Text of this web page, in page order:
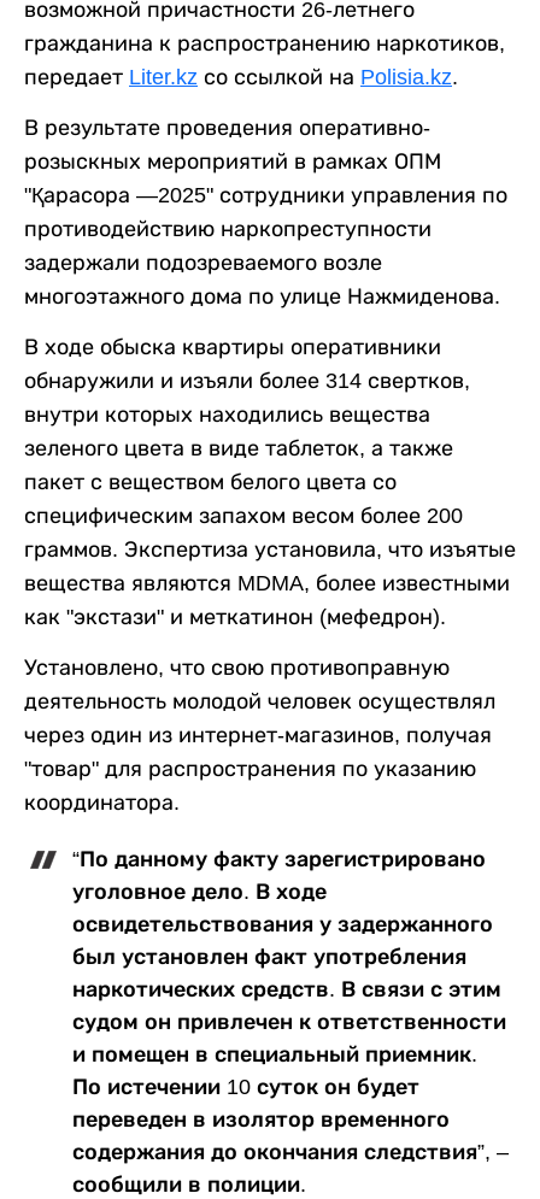
возможной причастности 26-летнего
гражданина к распространению наркотиков,
передает Liter.kz со ссылкой на Polisia.kz.
В результате проведения оперативно-
розыскных мероприятий в рамках ОПМ
"Қарасора —2025" сотрудники управления по
противодействию наркопреступности
задержали подозреваемого возле
многоэтажного дома по улице Нажмиденова.
В ходе обыска квартиры оперативники
обнаружили и изъяли более 314 свертков,
внутри которых находились вещества
зеленого цвета в виде таблеток, а также
пакет с веществом белого цвета со
специфическим запахом весом более 200
граммов. Экспертиза установила, что изъятые
вещества являются MDMA, более известными
как "экстази" и меткатинон (мефедрон).
Установлено, что свою противоправную
деятельность молодой человек осуществлял
через один из интернет-магазинов, получая
"товар" для распространения по указанию
координатора.
“По данному факту зарегистрировано
уголовное дело. В ходе
освидетельствования у задержанного
был установлен факт употребления
наркотических средств. В связи с этим
судом он привлечен к ответственности
и помещен в специальный приемник.
По истечении 10 суток он будет
переведен в изолятор временного
содержания до окончания следствия”, –
сообщили в полиции.